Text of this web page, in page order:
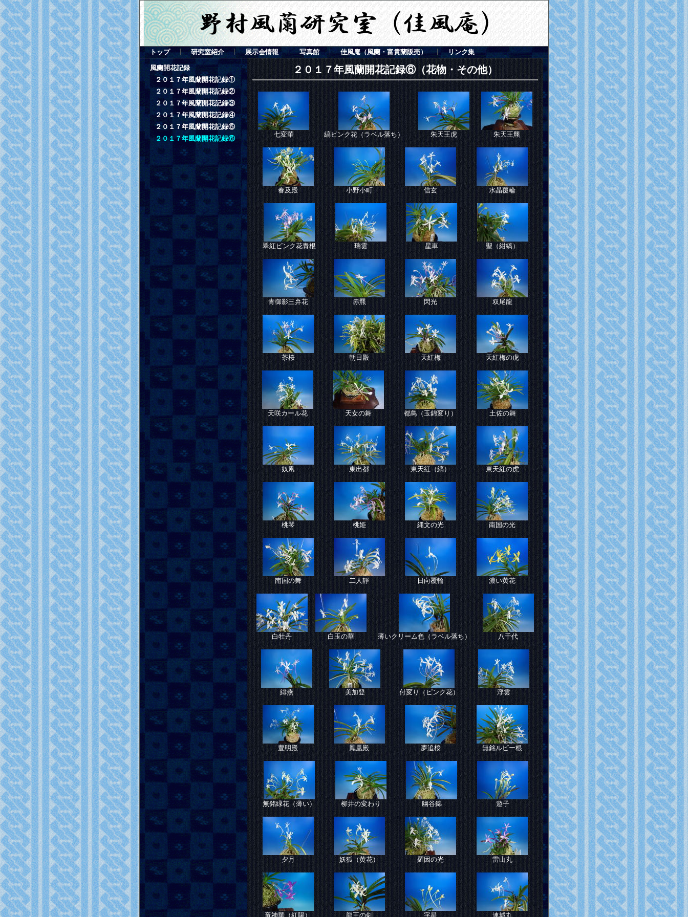
トップ 研究室紹介 展示会情報 写真館 佳風庵（風蘭・富貴蘭販売） リンク集
風蘭開花記録
２０１７年風蘭開花記録①
２０１７年風蘭開花記録②
２０１７年風蘭開花記録③
２０１７年風蘭開花記録④
２０１７年風蘭開花記録⑤
２０１７年風蘭開花記録⑥
２０１７年風蘭開花記録⑥（花物・その他）
七変華 縞ピンク花（ラベル落ち） 朱天王虎 朱天王羆
春及殿 小野小町 信玄 水晶覆輪
翠紅ピンク花青根 瑞雲 星車 聖（紺縞）
青御影三弁花 赤羆 閃光 双尾龍
茶桜 朝日殿 天紅梅 天紅梅の虎
天咲カール花 天女の舞 都鳥（玉錦変り） 土佐の舞
奴凧 東出都 東天紅（縞） 東天紅の虎
桃琴 桃姫 縄文の光 南国の光
南国の舞 二人靜 日向覆輪 濃い黄花
白牡丹 白玉の華 薄いクリーム色（ラベル落ち） 八千代
緋燕 美加登 付変り（ピンク花） 浮雲
豊明殿 鳳凰殿 夢追桜 無銘ルビー根
無銘緑花（薄い） 柳井の変わり 幽谷錦 遊子
夕月 妖狐（黄花） 羅因の光 雷山丸
竜神華（紅陽） 龍王の剣 字星 連城丸